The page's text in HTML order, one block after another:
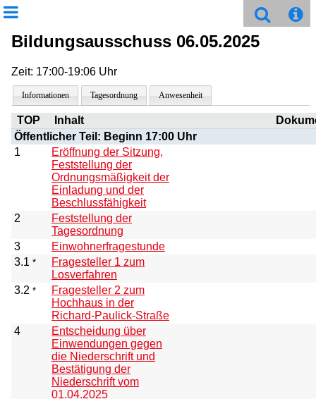
Bildungsausschuss 06.05.2025
Zeit: 17:00-19:06 Uhr
Informationen Tagesordnung Anwesenheit
TOP Inhalt
Öffentlicher Teil: Beginn 17:00 Uhr
1
Eröffnung der Sitzung,
Feststellung der
Ordnungsmäßigkeit der
Einladung und der
Beschlussfähigkeit
2
Feststellung der
Tagesordnung
3
Einwohnerfragestunde
3.1 *
Fragesteller 1 zum
Losverfahren
3.2 *
Fragesteller 2 zum
Hochhaus in der
Richard-Paulick-Straße
4
Entscheidung über
Einwendungen gegen
die Niederschrift und
Bestätigung der
Niederschrift vom
01.04.2025